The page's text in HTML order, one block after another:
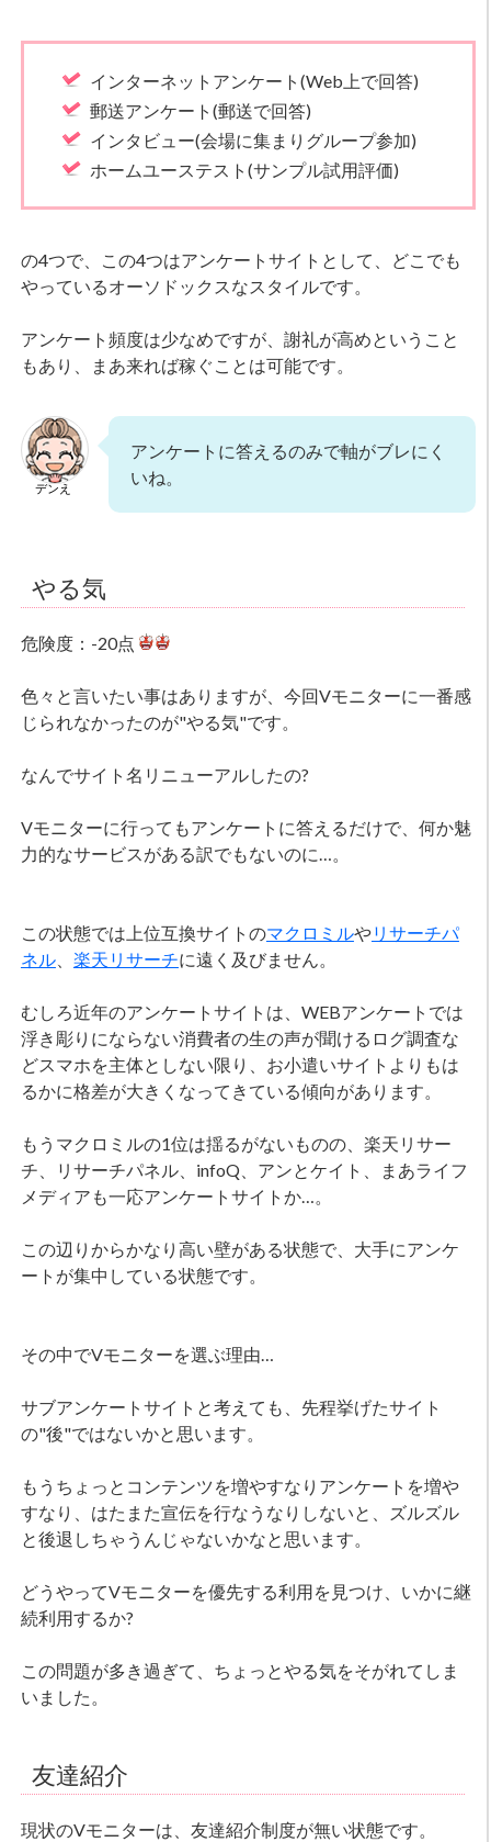
インターネットアンケート(Web上で回答)
郵送アンケート(郵送で回答)
インタビュー(会場に集まりグループ参加)
ホームユーステスト(サンプル試用評価)
の4つで、この4つはアンケートサイトとして、どこでも
やっているオーソドックスなスタイルです。
アンケート頻度は少なめですが、謝礼が高めということ
もあり、まあ来れば稼ぐことは可能です。
デンえ
アンケートに答えるのみで軸がブレにく
いね。
やる気
危険度：-20点
色々と言いたい事はありますが、今回Vモニターに一番感
じられなかったのが"やる気"です。
なんでサイト名リニューアルしたの?
Vモニターに行ってもアンケートに答えるだけで、何か魅
力的なサービスがある訳でもないのに…。
この状態では上位互換サイトのマクロミルやリサーチパ
ネル、 楽天リサーチに遠く及びません。
むしろ近年のアンケートサイトは、WEBアンケートでは
浮き彫りにならない消費者の生の声が聞けるログ調査な
どスマホを主体としない限り、お小遣いサイトよりもは
るかに格差が大きくなってきている傾向があります。
もうマクロミルの1位は揺るがないものの、楽天リサー
チ、リサーチパネル、infoQ、アンとケイト、まあライフ
メディアも一応アンケートサイトか…。
この辺りからかなり高い壁がある状態で、大手にアンケ
ートが集中している状態です。
その中でVモニターを選ぶ理由…
サブアンケートサイトと考えても、先程挙げたサイト
の"後"ではないかと思います。
もうちょっとコンテンツを増やすなりアンケートを増や
すなり、はたまた宣伝を行なうなりしないと、ズルズル
と後退しちゃうんじゃないかなと思います。
どうやってVモニターを優先する利用を見つけ、いかに継
続利用するか?
この問題が多き過ぎて、ちょっとやる気をそがれてしま
いました。
友達紹介
現状のVモニターは、友達紹介制度が無い状態です。